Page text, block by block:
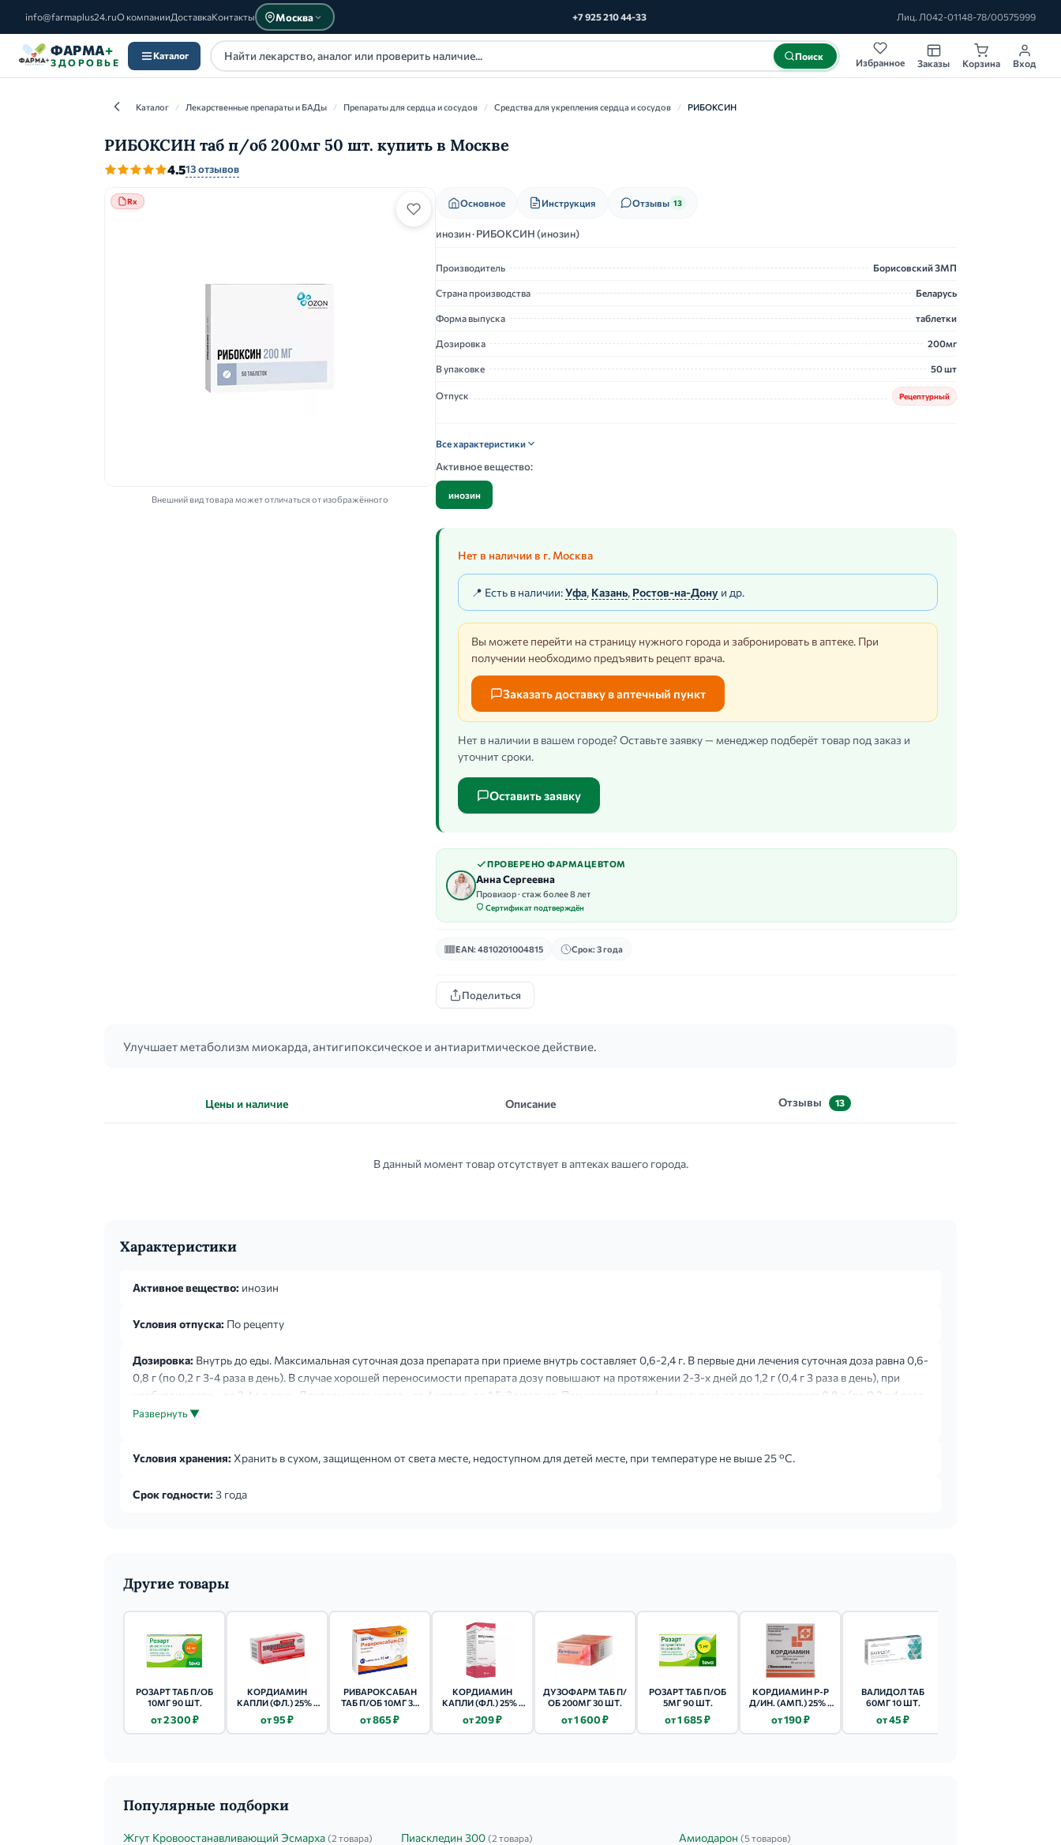
info@farmaplus24.ruО компанииДоставкаКонтакты Москва +7 925 210 44-33 Лиц. Л042-01148-78/00575999
ФАРМА+
ЗДОРОВЬЕ
Каталог Поиск
Избранное Заказы Корзина Вход
Каталог / Лекарственные препараты и БАДы / Препараты для сердца и сосудов / Средства для укрепления сердца и сосудов / РИБОКСИН
РИБОКСИН таб п/об 200мг 50 шт. купить в Москве
4.513 отзывов
Rx
Внешний вид товара может отличаться от изображённого
Основное Инструкция Отзывы 13
инозин · РИБОКСИН (инозин)
Производитель Борисовский ЗМП
Страна производства Беларусь
Форма выпуска таблетки
Дозировка 200мг
В упаковке 50 шт
Отпуск Рецептурный
Все характеристики
Активное вещество:
инозин
Нет в наличии в г. Москва
📍 Есть в наличии:Уфа, Казань, Ростов-на-Дону и др.
Вы можете перейти на страницу нужного города и забронировать в аптеке. При
получении необходимо предъявить рецепт врача.
Заказать доставку в аптечный пункт
Нет в наличии в вашем городе? Оставьте заявку — менеджер подберёт товар под заказ и
уточнит сроки.
Оставить заявку
ПРОВЕРЕНО ФАРМАЦЕВТОМ
Анна Сергеевна
Провизор · стаж более 8 лет
Сертификат подтверждён
EAN: 4810201004815 Срок: 3 года
Поделиться
Улучшает метаболизм миокарда, антигипоксическое и антиаритмическое действие.
Цены и наличие Описание Отзывы 13
В данный момент товар отсутствует в аптеках вашего города.
Характеристики
Активное вещество: инозин
Условия отпуска: По рецепту
Дозировка: Внутрь до еды. Максимальная суточная доза препарата при приеме внутрь составляет 0,6-2,4 г. В первые дни лечения суточная доза равна 0,6-
0,8 г (по 0,2 г 3-4 раза в день). В случае хорошей переносимости препарата дозу повышают на протяжении 2-3-х дней до 1,2 г (0,4 г 3 раза в день), при
необходимости - до 2,4 г в день. Длительность курса - от 4 недель до 1,5-3 месяцев. При урокопропорфирии суточная доза составляет 0,8 г (по 0,2 г 4 раза
в день). Препарат принимают ежедневно в течение 1-3 месяцев.
Развернуть ▼
Условия хранения: Хранить в сухом, защищенном от света месте, недоступном для детей месте, при температуре не выше 25 °C.
Срок годности: 3 года
Другие товары
РОЗАРТ ТАБ П/ОБ
10МГ 90 ШТ.
от 2 300 ₽
КОРДИАМИН
КАПЛИ (ФЛ.) 25% -
от 95 ₽
РИВАРОКСАБАН
ТАБ П/ОБ 10МГ 30
от 865 ₽
КОРДИАМИН
КАПЛИ (ФЛ.) 25% -
от 209 ₽
ДУЗОФАРМ ТАБ П/
ОБ 200МГ 30 ШТ.
от 1 600 ₽
РОЗАРТ ТАБ П/ОБ
5МГ 90 ШТ.
от 1 685 ₽
КОРДИАМИН Р-Р
Д/ИН. (АМП.) 25% -
от 190 ₽
ВАЛИДОЛ ТАБ
60МГ 10 ШТ.
от 45 ₽
Популярные подборки
Жгут Кровоостанавливающий Эсмарха (2 товара) Пиаскледин 300 (2 товара) Амиодарон (5 товаров)